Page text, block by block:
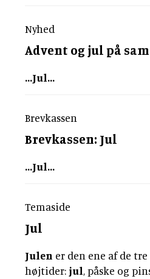
Nyhed
Advent og jul på samme
...Jul...
Brevkassen
Brevkassen: Jul
...Jul...
Temaside
Jul
Julen er den ene af de
højtider: jul, påske og